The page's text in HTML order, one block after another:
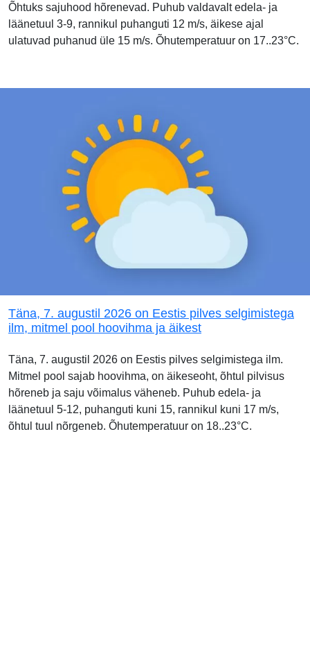
Õhtuks sajuhood hõrenevad. Puhub valdavalt edela- ja
läänetuul 3-9, rannikul puhanguti 12 m/s, äikese ajal
ulatuvad puhanud üle 15 m/s. Õhutemperatuur on 17..23°C.
Täna, 7. augustil 2026 on Eestis pilves selgimistega
ilm, mitmel pool hoovihma ja äikest
Täna, 7. augustil 2026 on Eestis pilves selgimistega ilm.
Mitmel pool sajab hoovihma, on äikeseoht, õhtul pilvisus
hõreneb ja saju võimalus väheneb. Puhub edela- ja
läänetuul 5-12, puhanguti kuni 15, rannikul kuni 17 m/s,
õhtul tuul nõrgeneb. Õhutemperatuur on 18..23°C.